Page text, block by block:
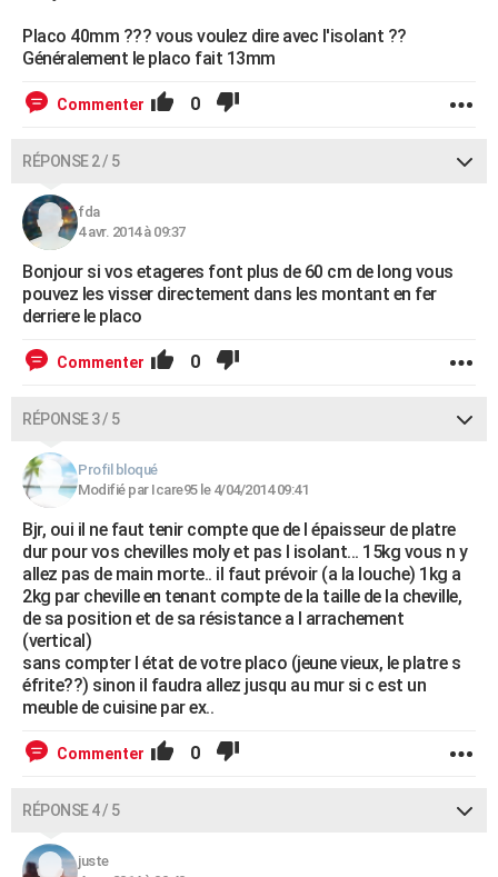
Placo 40mm ??? vous voulez dire avec l'isolant ??
Généralement le placo fait 13mm
Commenter 0
RÉPONSE 2 / 5
fda
4 avr. 2014 à 09:37
Bonjour si vos etageres font plus de 60 cm de long vous
pouvez les visser directement dans les montant en fer
derriere le placo
Commenter 0
RÉPONSE 3 / 5
Profil bloqué
Modifié par Icare95 le 4/04/2014 09:41
Bjr, oui il ne faut tenir compte que de l épaisseur de platre
dur pour vos chevilles moly et pas l isolant... 15kg vous n y
allez pas de main morte.. il faut prévoir (a la louche) 1kg a
2kg par cheville en tenant compte de la taille de la cheville,
de sa position et de sa résistance a l arrachement
(vertical)
sans compter l état de votre placo (jeune vieux, le platre s
éfrite??) sinon il faudra allez jusqu au mur si c est un
meuble de cuisine par ex..
Commenter 0
RÉPONSE 4 / 5
juste